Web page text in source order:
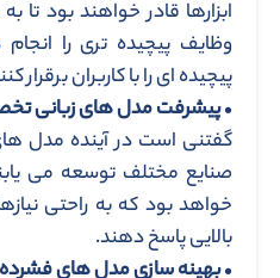
ابزارها قادر خواهند بود
وظایف پیچیده تری را
پیچیده ای را با کاربران برقرار
•پیشرفت مدل های زبانی
گفتنی است در آینده مدل
صنایع مختلف توسعه می
خواهد بود که به راحتی
بالایی پاسخ دهند.
•بهینه سازی مدل های فشرده